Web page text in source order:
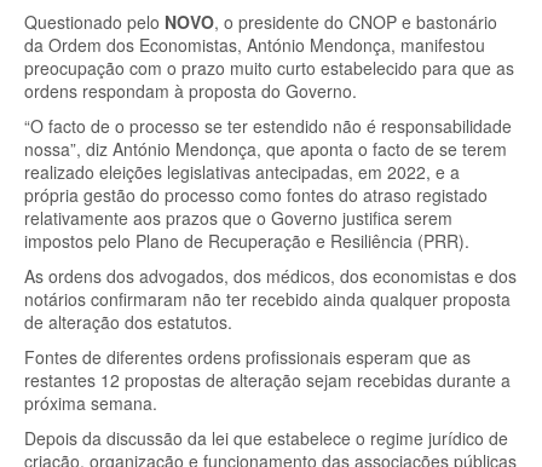
Questionado pelo NOVO, o presidente do CNOP e bastonário
da Ordem dos Economistas, António Mendonça, manifestou
preocupação com o prazo muito curto estabelecido para que as
ordens respondam à proposta do Governo.
“O facto de o processo se ter estendido não é responsabilidade
nossa”, diz António Mendonça, que aponta o facto de se terem
realizado eleições legislativas antecipadas, em 2022, e a
própria gestão do processo como fontes do atraso registado
relativamente aos prazos que o Governo justifica serem
impostos pelo Plano de Recuperação e Resiliência (PRR).
As ordens dos advogados, dos médicos, dos economistas e dos
notários confirmaram não ter recebido ainda qualquer proposta
de alteração dos estatutos.
Fontes de diferentes ordens profissionais esperam que as
restantes 12 propostas de alteração sejam recebidas durante a
próxima semana.
Depois da discussão da lei que estabelece o regime jurídico de
criação, organização e funcionamento das associações públicas